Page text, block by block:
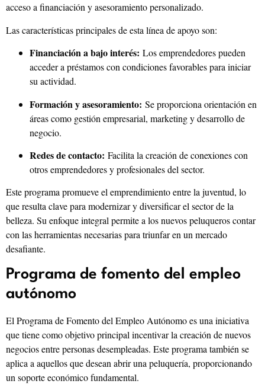
acceso a financiación y asesoramiento personalizado.
Las características principales de esta línea de apoyo son:
Financiación a bajo interés: Los emprendedores pueden
acceder a préstamos con condiciones favorables para iniciar
su actividad.
Formación y asesoramiento: Se proporciona orientación en
áreas como gestión empresarial, marketing y desarrollo de
negocio.
Redes de contacto: Facilita la creación de conexiones con
otros emprendedores y profesionales del sector.
Este programa promueve el emprendimiento entre la juventud, lo
que resulta clave para modernizar y diversificar el sector de la
belleza. Su enfoque integral permite a los nuevos peluqueros contar
con las herramientas necesarias para triunfar en un mercado
desafiante.
Programa de fomento del empleo
autónomo
El Programa de Fomento del Empleo Autónomo es una iniciativa
que tiene como objetivo principal incentivar la creación de nuevos
negocios entre personas desempleadas. Este programa también se
aplica a aquellos que desean abrir una peluquería, proporcionando
un soporte económico fundamental.